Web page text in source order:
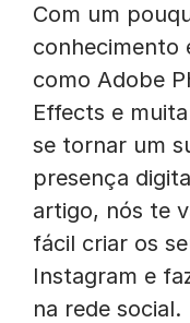
Com um
conhecimento
como Adobe
Effects e
se tornar um
presença
artigo, nós te
fácil criar os
Instagram e
na rede social.